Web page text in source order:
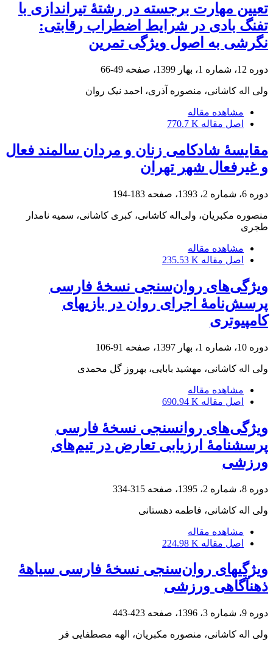
تعیین مهارت برجسته در رشتۀ تیراندازی با
تفنگ بادی در شرایط اضطراب رقابتی:
نگرشی به اصول ویژگی‌ تمرین
دوره 12، شماره 1، بهار 1399، صفحه 49-66
ولی اله کاشانی، منصوره آذری، احمد نیک روان
مشاهده مقاله
اصل مقاله 770.7 K
مقایسۀ شادکامی زنان و مردان سالمند فعال
و غیرفعال شهر تهران
دوره 6، شماره 2، 1393، صفحه 183-194
منصوره مکبریان، ولی‌اله کاشانی، کبری کاشانی، سمیه نامدار
طجری
مشاهده مقاله
اصل مقاله 235.53 K
ویژگی‌های روان‌سنجی نسخۀ فارسی
پرسش‌نامۀ اجرای روان در بازی‎های
کامپیوتری
دوره 10، شماره 1، بهار 1397، صفحه 91-106
ولی اله کاشانی، مهشید بابایی، بهروز گل محمدی
مشاهده مقاله
اصل مقاله 690.94 K
ویژگی‌های روانسنجی نسخۀ فارسی
پرسشنامۀ ارزیابی تعارض در تیم‌های
ورزشی
دوره 8، شماره 2، 1395، صفحه 315-334
ولی اله کاشانی، فاطمه دهستانی
مشاهده مقاله
اصل مقاله 224.98 K
ویژگی‎های روان‌سنجی نسخۀ فارسی سیاهۀ
ذهن‎آگاهی ورزشی
دوره 9، شماره 3، 1396، صفحه 423-443
ولی اله کاشانی، منصوره مکبریان، الهه مصطفایی فر